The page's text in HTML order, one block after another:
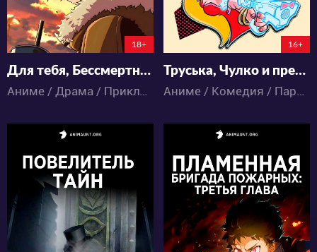
18+
Для тебя, Бессмертный 3
Аниме / Драма / Приключения / Паранормальное / Сёнэн
16+
Труська, Чулко и пресвятой Подвяз 2
Аниме / Комедия / Паранормальное / Экшен / Этти
41125 36500